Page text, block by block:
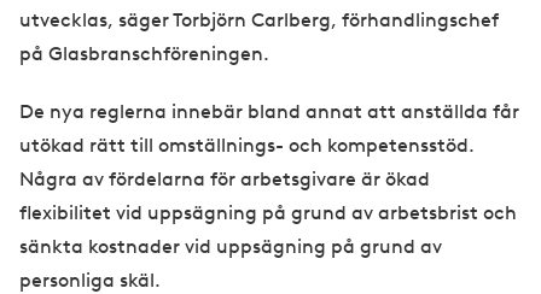
utvecklas, säger Torbjörn Carlberg, förhandlingschef
på Glasbranschföreningen.
De nya reglerna innebär bland annat att anställda får
utökad rätt till omställnings- och kompetensstöd.
Några av fördelarna för arbetsgivare är ökad
flexibilitet vid uppsägning på grund av arbetsbrist och
sänkta kostnader vid uppsägning på grund av
personliga skäl.